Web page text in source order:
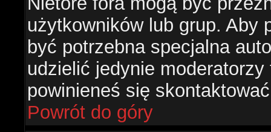
użytkowników lub grup. Aby
być potrzebna specjalna
udzielić jedynie
powinieneś się
Powrót do góry